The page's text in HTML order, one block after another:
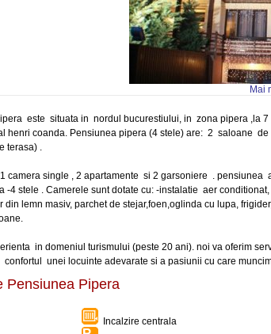
Mai
este situata in nordul bucurestiului, in zona pipera ,la
henri coanda. Pensiunea pipera (4 stele) are: 2 saloane
terasa) .
camera single , 2 apartamente si 2 garsoniere . pensiunea
-4 stele . Camerele sunt dotate cu: -instalatie aer
lemn masiv, parchet de stejar,foen,oglinda cu lupa,
in domeniul turismului (peste 20 ani). noi va oferim
unei locuinte adevarate si a pasiunii cu care
Pensiunea Pipera
Incalzire centrala